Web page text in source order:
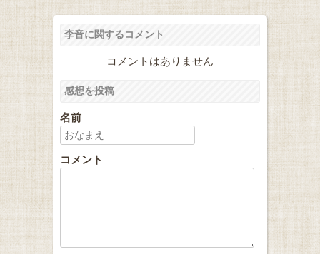
李音に関するコメント
コメントはありません
感想を投稿
名前
コメント